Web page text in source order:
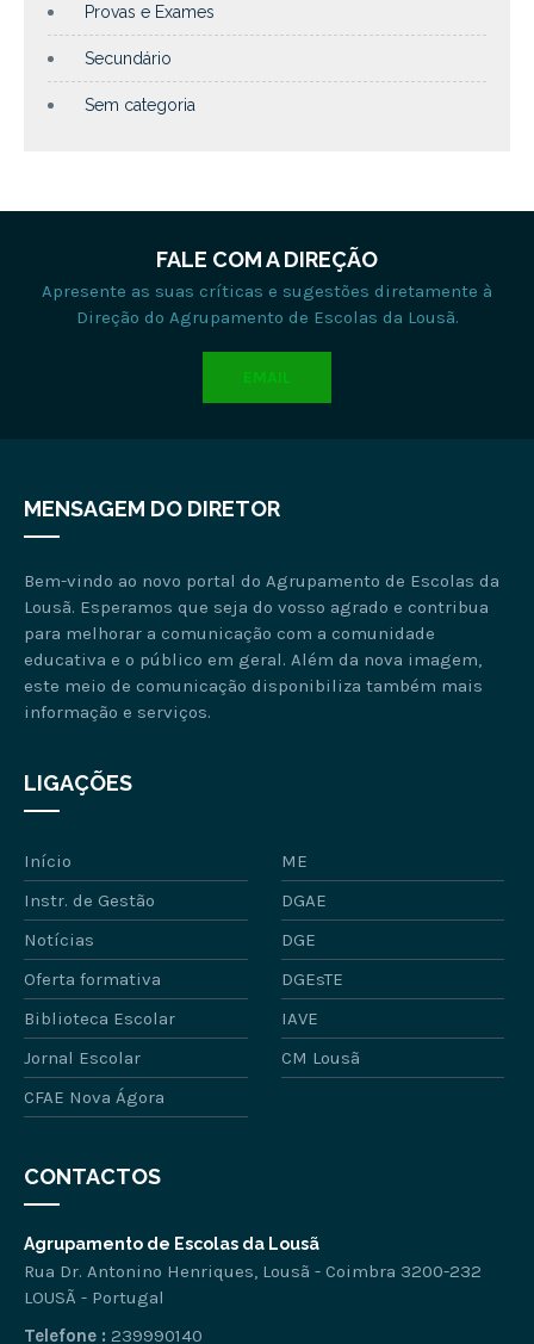
Provas e Exames
Secundário
Sem categoria
FALE COM A DIREÇÃO
Apresente as suas críticas e sugestões diretamente à
Direção do Agrupamento de Escolas da Lousã.
EMAIL
MENSAGEM DO DIRETOR
Bem-vindo ao novo portal do Agrupamento de Escolas da
Lousã. Esperamos que seja do vosso agrado e contribua
para melhorar a comunicação com a comunidade
educativa e o público em geral. Além da nova imagem,
este meio de comunicação disponibiliza também mais
informação e serviços.
LIGAÇÕES
Início
ME
Instr. de Gestão
DGAE
Notícias
DGE
Oferta formativa
DGEsTE
Biblioteca Escolar
IAVE
Jornal Escolar
CM Lousã
CFAE Nova Ágora
CONTACTOS
Agrupamento de Escolas da Lousã
Rua Dr. Antonino Henriques, Lousã - Coimbra 3200-232
LOUSÃ - Portugal
Telefone : 239990140